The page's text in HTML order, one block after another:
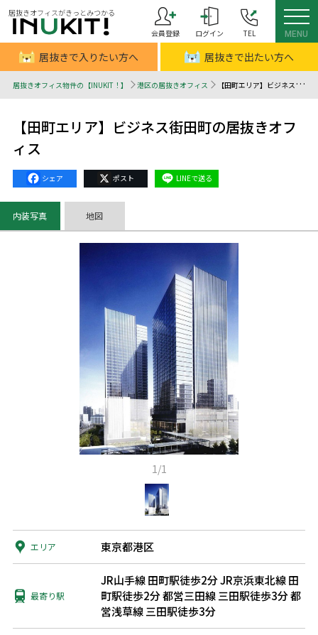
居抜きオフィスがきっとみつかる
会員登録
ログイン TEL MENU
居抜きで入りたい方へ 居抜きで出たい方へ
居抜きオフィス物件の【INUKIT！】 港区の居抜きオフィス 【田町エリア】ビジネス街田町の居抜きオフィス - 居抜きオフィスはINUKIT！（イヌキット）
【田町エリア】ビジネス街田町の居抜きオフ
ィス
Facebook
X Line
内装写真 地図
1/1
エリア 東京都港区
最寄り駅
JR山手線 田町駅徒歩2分JR京浜東北線 田
町駅徒歩2分都営三田線 三田駅徒歩3分都
営浅草線 三田駅徒歩3分